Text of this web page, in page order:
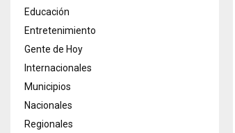
Educación
Entretenimiento
Gente de Hoy
Internacionales
Municipios
Nacionales
Regionales